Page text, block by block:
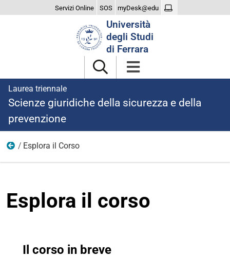
Servizi Online SOS myDesk@edu
Università
degli Studi
di Ferrara
Laurea triennale
Scienze giuridiche della sicurezza e della
prevenzione
Il Corso
Esplora il Corso
Esplora il corso
Il corso in breve